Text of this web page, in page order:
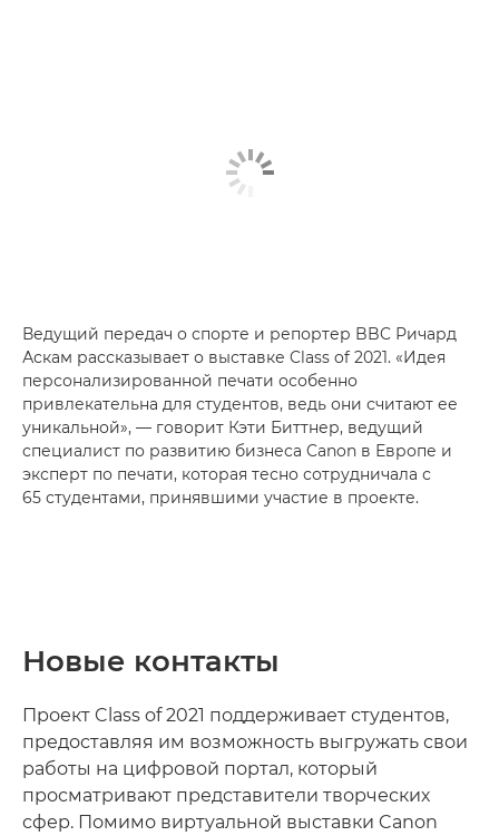
Ведущий передач о спорте и репортер BBC Ричард
Аскам рассказывает о выставке Class of 2021. «Идея
персонализированной печати особенно
привлекательна для студентов, ведь они считают ее
уникальной», — говорит Кэти Биттнер, ведущий
специалист по развитию бизнеса Canon в Европе и
эксперт по печати, которая тесно сотрудничала с
65 студентами, принявшими участие в проекте.
Новые контакты
Проект Class of 2021 поддерживает студентов,
предоставляя им возможность выгружать свои
работы на цифровой портал, который
просматривают представители творческих
сфер. Помимо виртуальной выставки Canon